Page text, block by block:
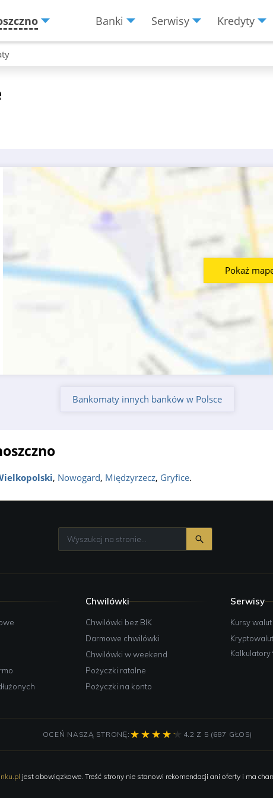
Banki Serwisy Kredyty
Menu
Pokaż
Bankomaty innych banków w Polsce
, Nowogard, Międzyrzecz, Gryfice.
Chwilówki
Chwilówki bez BIK
Darmowe chwilówki
Chwilówki w weekend
Pożyczki ratalne
Pożyczki na konto
Serwisy
Kursy walut
Kalkulatory
OCEŃ NASZĄ STRONĘ: 4.2 Z 5 (687 GŁOS)
jest obowiązkowe. Treść strony nie stanowi rekomendacji ani oferty i ma